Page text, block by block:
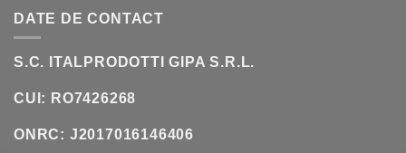
DATE DE CONTACT
S.C. ITALPRODOTTI GIPA S.R.L.
CUI: RO7426268
ONRC: J2017016146406